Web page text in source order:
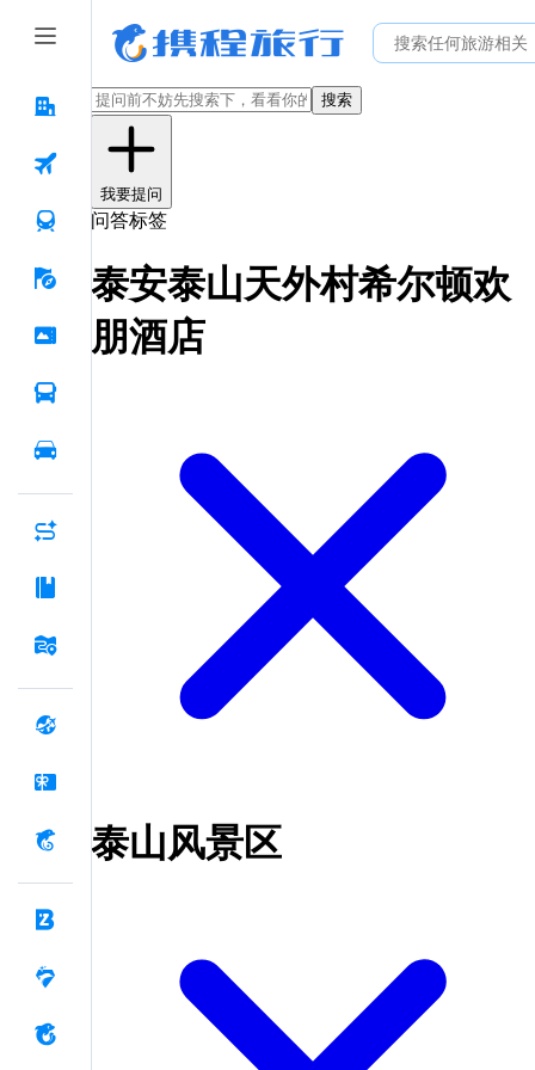
搜索
我要提问
问答标签
泰安泰山天外村希尔顿欢
朋酒店
泰山风景区